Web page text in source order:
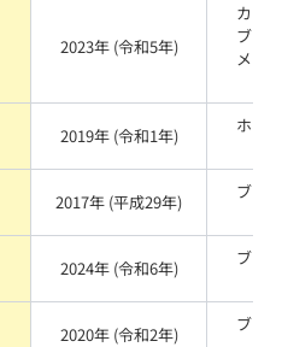
2023年 (令和5年)
カー
ブラ
メタ
2019年 (令和1年)
ホワ
2017年 (平成29年)
ブラ
2024年 (令和6年)
ブラ
2020年 (令和2年)
ブラ